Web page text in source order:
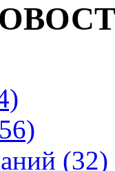
(32)